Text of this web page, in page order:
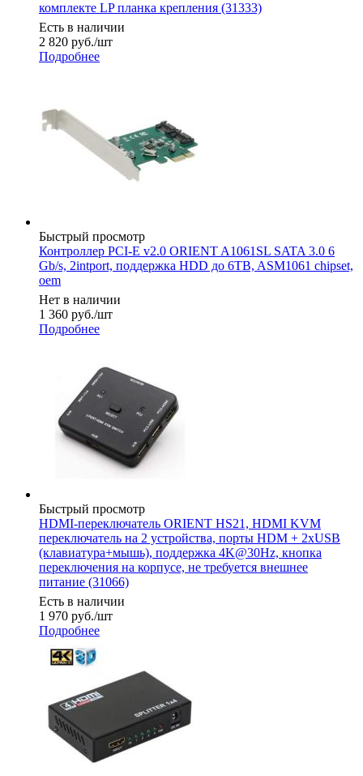
комплекте LP планка крепления (31333)
Есть в наличии
2 820 руб./шт
Подробнее
Быстрый просмотр
Контроллер PCI-E v2.0 ORIENT A1061SL SATA 3.0 6
Gb/s, 2intport, поддержка HDD до 6TB, ASM1061 chipset,
oem
Нет в наличии
1 360 руб./шт
Подробнее
Быстрый просмотр
HDMI-переключатель ORIENT HS21, HDMI KVM
переключатель на 2 устройства, порты HDM + 2xUSB
(клавиатура+мышь), поддержка 4K@30Hz, кнопка
переключения на корпусе, не требуется внешнее
питание (31066)
Есть в наличии
1 970 руб./шт
Подробнее